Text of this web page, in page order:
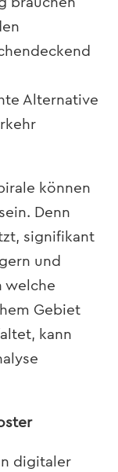
Alternative
können
Denn
signifikant
und
welche
Gebiet
kann
digitaler